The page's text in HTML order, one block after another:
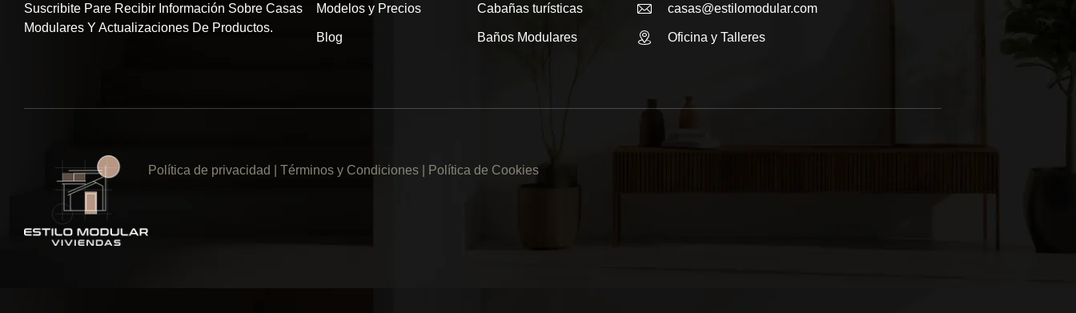
Suscribite Pare Recibir Información Sobre Casas
Modulares Y Actualizaciones De Productos.
Modelos y Precios
Blog
Cabañas turísticas
Baños Modulares
casas@estilomodular.com
Oficina y Talleres
Política de privacidad | Términos y Condiciones | Política de Cookies